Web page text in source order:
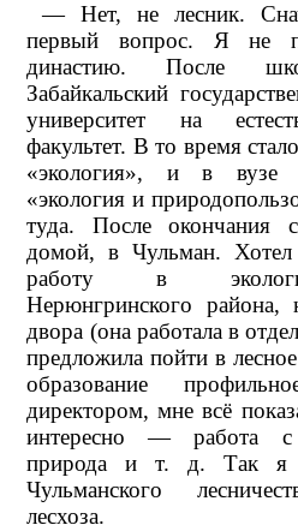
— Нет, не лесник.
первый вопрос. Я не
династию. После
Забайкальский
университет на
факультет. В то время
«экология», и в вузе
«экология и
туда. После окончания
домой, в Чульман. Хотел
работу в
Нерюнгринского района,
двора (она работала в
предложила пойти в
образование
директором, мне всё
интересно — работа с
природа и т. д. Так я
Чульманского
лесхоза.